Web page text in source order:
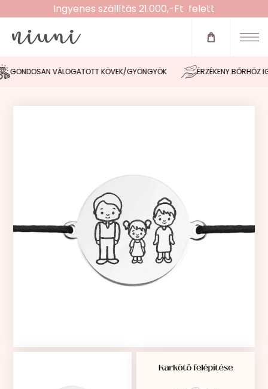
Ingyenes szállítás 21.000,-Ft felett
Újdonságok
Zsinóros karkötők
Fülbevalók
Nyakláncok
Morse tervező
Összes termék
VÁLOGATOTT KÖVEK/GYÖNGYÖK ÉRZÉKENY BŐRHÖZ